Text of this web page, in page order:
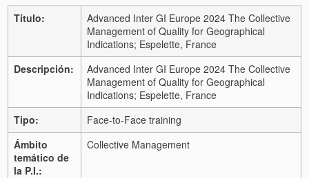
Título:
Advanced Inter GI Europe 2024 The Collective
Management of Quality for Geographical
Indications; Espelette, France
Descripción:
Advanced Inter GI Europe 2024 The Collective
Management of Quality for Geographical
Indications; Espelette, France
Tipo:
Face-to-Face training
Ámbito
temático de
la P.I.:
Collective Management